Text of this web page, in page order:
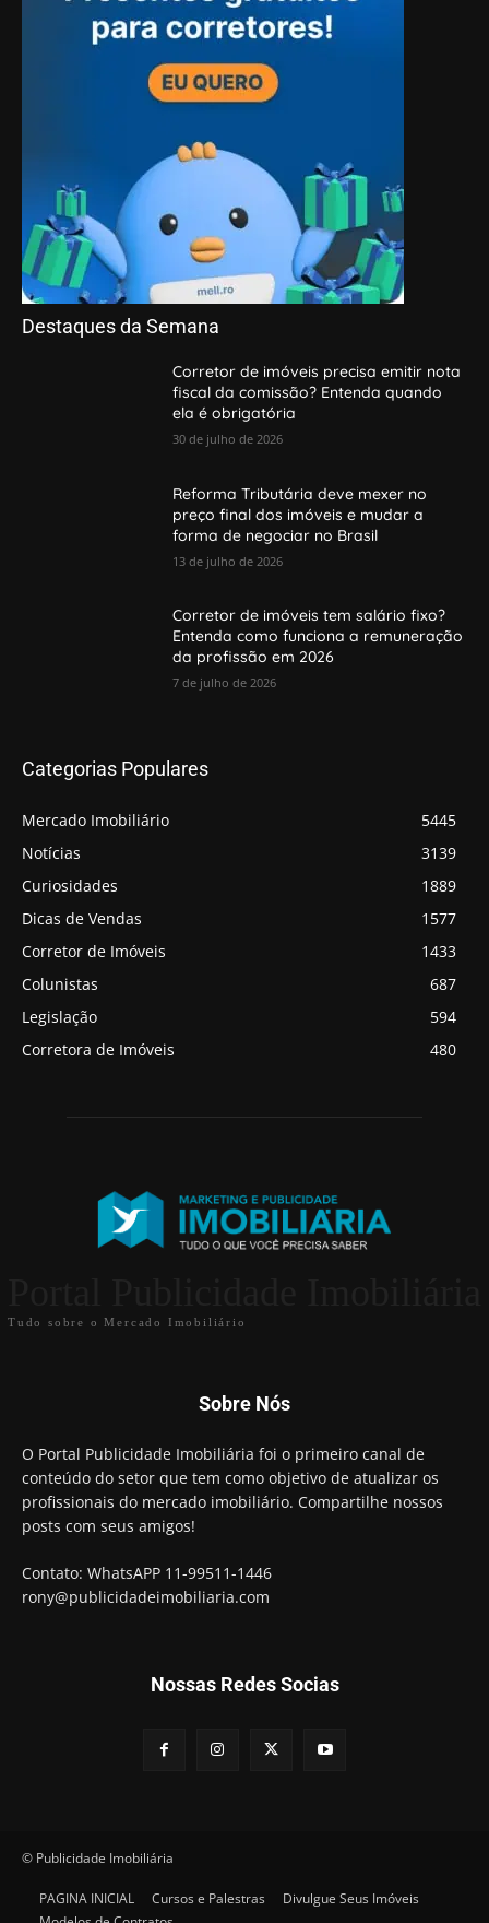
Destaques da Semana
Corretor de imóveis precisa emitir nota
fiscal da comissão? Entenda quando
ela é obrigatória
30 de julho de 2026
Reforma Tributária deve mexer no
preço final dos imóveis e mudar a
forma de negociar no Brasil
13 de julho de 2026
Corretor de imóveis tem salário fixo?
Entenda como funciona a remuneração
da profissão em 2026
7 de julho de 2026
Categorias Populares
Mercado Imobiliário
5445
Notícias
3139
Curiosidades
1889
Dicas de Vendas
1577
Corretor de Imóveis
1433
Colunistas
687
Legislação
594
Corretora de Imóveis
480
Tudo sobre o Mercado Imobiliário
Sobre Nós
O Portal Publicidade Imobiliária foi o primeiro canal de
conteúdo do setor que tem como objetivo de atualizar os
profissionais do mercado imobiliário. Compartilhe nossos
posts com seus amigos!
Contato: WhatsAPP 11-99511-1446
rony@publicidadeimobiliaria.com
Nossas Redes Socias
© Publicidade Imobiliária
PAGINA INICIAL Cursos e Palestras
Divulgue Seus Imóveis